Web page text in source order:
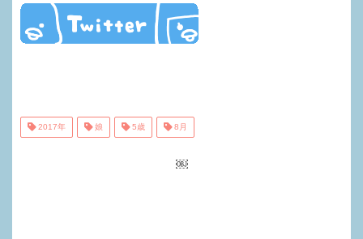
2017年 娘 5歳 8月
￼